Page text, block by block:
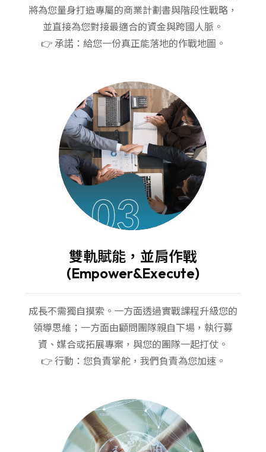
將為您量身打造專屬的商業計劃書與階段性戰略，
並直接為您對接最適合的資金與跨國人脈。
👉 承諾：給您一份真正能落地的作戰地圖。
03
雙軌賦能，並肩作戰
(Empower&Execute)
成長不需獨自摸索。一方面透過實戰課程升級您的
領導思維；一方面由顧問團隊親自下場，執行募
資、媒合或拓展專案，與您的團隊一起打仗。
👉 行動：您負責掌舵，我們負責為您加速。